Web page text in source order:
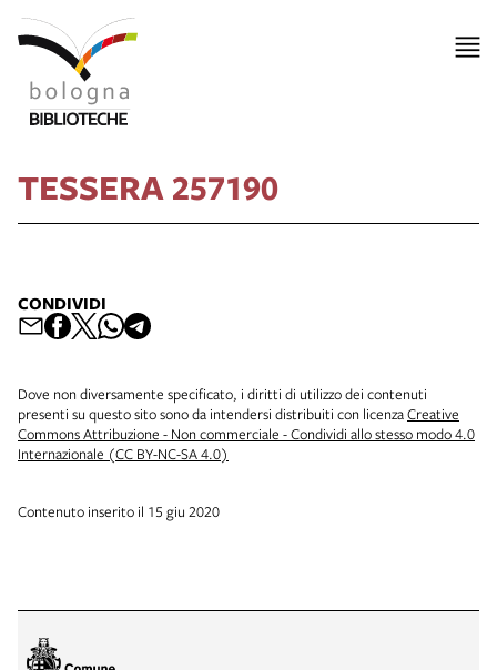
TESSERA 257190
CONDIVIDI
Dove non diversamente specificato, i diritti di utilizzo dei contenuti
presenti su questo sito sono da intendersi distribuiti con licenzaCreative
Commons Attribuzione - Non commerciale - Condividi allo stesso modo 4.0
Internazionale (CC BY-NC-SA 4.0)
Contenuto inserito il 15 giu 2020